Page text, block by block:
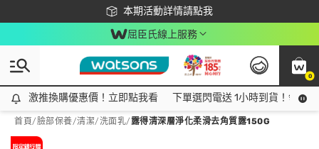
本期活動詳情請點我
下載app最高回饋$350
屈臣氏線上服務
0
激推換購優惠價！立即點我看
激推換購優惠價！立即點我看 下單選閃電送 1小時到貨！領神
首頁/臉部保養/清潔/洗面乳/露得清深層淨化柔滑去角質露150G